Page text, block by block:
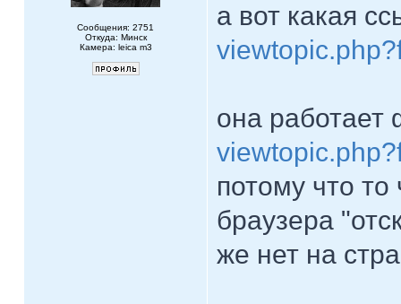
Сообщения: 2751
Откуда: Минск
Камера: leica m3
а вот какая
она работает
потому что
браузера
же нет на